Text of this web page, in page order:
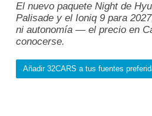
El nuevo paquete Night de
Palisade y el Ioniq 9 para
ni autonomía — el precio en
conocerse.
Añadir 32CARS a tus fuentes